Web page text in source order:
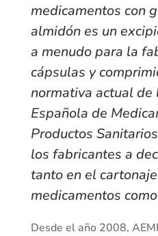
medicamentos con
almidón es un
a menudo para la
cápsulas y
normativa actual de
Española de
Productos
los fabricantes a
tanto en el
medicamentos
Desde el año 2008,